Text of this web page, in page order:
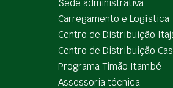
Sede administrativa
Carregamento e Logística
Centro de Distribuição
Centro de Distribuição
Programa Timão Itambé
Assessoria técnica